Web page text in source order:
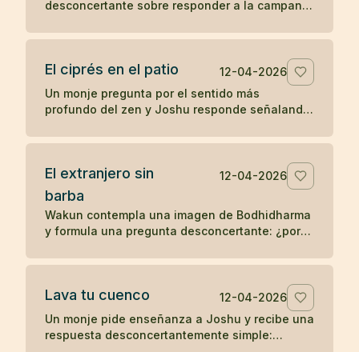
desconcertante sobre responder a la campana
koan sobre sonido, forma y comprensión
El ciprés en el patio
12-04-2026
Un monje pregunta por el sentido más
profundo del zen y Joshu responde señalando
no se separa de lo inmediato.
El extranjero sin
barba
12-04-2026
Wakun contempla una imagen de Bodhidharma
y formula una pregunta desconcertante: ¿por
sobre percepción y realidad.
Lava tu cuenco
12-04-2026
Un monje pide enseñanza a Joshu y recibe una
respuesta desconcertantemente simple: